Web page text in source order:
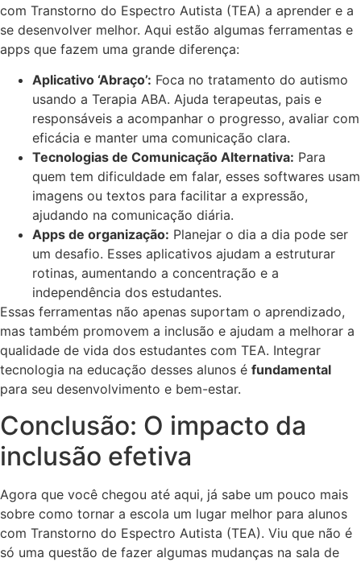
com Transtorno do Espectro Autista (TEA) a aprender e a
se desenvolver melhor. Aqui estão algumas ferramentas e
apps que fazem uma grande diferença:
Aplicativo ‘Abraço’: Foca no tratamento do autismo
usando a Terapia ABA. Ajuda terapeutas, pais e
responsáveis a acompanhar o progresso, avaliar com
eficácia e manter uma comunicação clara.
Tecnologias de Comunicação Alternativa: Para
quem tem dificuldade em falar, esses softwares usam
imagens ou textos para facilitar a expressão,
ajudando na comunicação diária.
Apps de organização: Planejar o dia a dia pode ser
um desafio. Esses aplicativos ajudam a estruturar
rotinas, aumentando a concentração e a
independência dos estudantes.
Essas ferramentas não apenas suportam o aprendizado,
mas também promovem a inclusão e ajudam a melhorar a
qualidade de vida dos estudantes com TEA. Integrar
tecnologia na educação desses alunos é fundamental
para seu desenvolvimento e bem-estar.
Conclusão: O impacto da
inclusão efetiva
Agora que você chegou até aqui, já sabe um pouco mais
sobre como tornar a escola um lugar melhor para alunos
com Transtorno do Espectro Autista (TEA). Viu que não é
só uma questão de fazer algumas mudanças na sala de